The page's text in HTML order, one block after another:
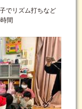
でリズム打ちなど
間